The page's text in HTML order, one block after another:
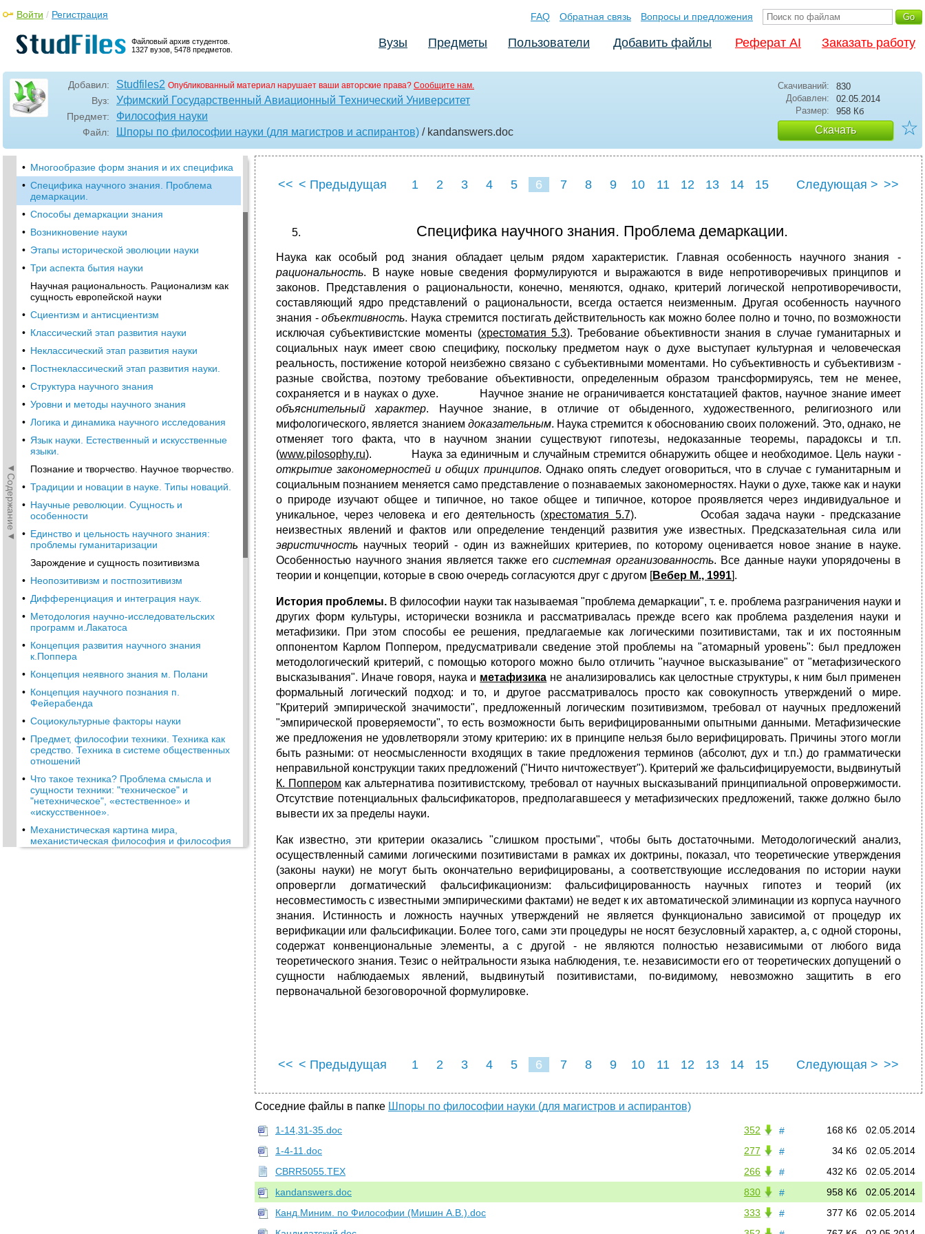
Файловый архив студентов.
1327 вузов, 5478 предметов.
Войти / Регистрация FAQ Обратная связь Вопросы и предложения
Вузы Предметы Пользователи Добавить файлы Реферат AI Заказать работу
Добавил: Studfiles2 Опубликованный материал нарушает ваши авторские права? Сообщите нам.
Вуз: Уфимский Государственный Авиационный Технический Университет
Предмет: Философия науки
Файл: Шпоры по философии науки (для магистров и аспирантов) / kandanswers.doc
Скачиваний:
830
Добавлен:
02.05.2014
Размер:
958 Кб
Скачать ☆
◄Содержание◄
• Вопросы и ответы к кандидатскому экзамену
Направление техника и технические науки
•
Предмет философии науки
• Основные концепции современной
философии науки
Современная теория познания: сущность и
проблемы
• Многообразие форм знания и их специфика
• Специфика научного знания. Проблема
демаркации.
• Способы демаркации знания
• Возникновение науки
• Этапы исторической эволюции науки
• Три аспекта бытия науки
Научная рациональность. Рационализм как
сущность европейской науки
• Сциентизм и антисциентизм
• Классический этап развития науки
• Неклассический этап развития науки
• Постнеклассический этап развития науки.
• Структура научного знания
• Уровни и методы научного знания
• Логика и динамика научного исследования
• Язык науки. Естественный и искусственные
языки.
Познание и творчество. Научное творчество.
• Традиции и новации в науке. Типы новаций.
• Научные революции. Сущность и
особенности
• Единство и цельность научного знания:
проблемы гуманитаризации
Зарождение и сущность позитивизма
• Неопозитивизм и постпозитивизм
• Дифференциация и интеграция наук.
• Методология научно-исследовательских
программ и.Лакатоса
• Концепция развития научного знания
к.Поппера
• Концепция неявного знания м. Полани
• Концепция научного познания п.
Фейерабенда
• Социокультурные факторы науки
• Предмет, философии техники. Техника как
средство. Техника в системе общественных
отношений
• Что такое техника? Проблема смысла и
сущности техники: "техническое" и
"нетехническое", «естественное» и
«искусственное».
• Механистическая картина мира,
механистическая философия и философия
производства. Э.Капп – концепция техники
<< < Предыдущая 1 2 3 4 5 6 7 8 9 10 11 12 13 14
15
Следующая > >>
Специфика научного знания. Проблема демаркации.
Наука как особый род знания обладает целым рядом характеристик. Главная особенность научного знания -
рациональность. В науке новые сведения формулируются и выражаются в виде непротиворечивых принципов и
законов. Представления о рациональности, конечно, меняются, однако, критерий логической непротиворечивости,
составляющий ядро представлений о рациональности, всегда остается неизменным. Другая особенность научного
знания -объективность. Наука стремится постигать действительность как можно более полно и точно, по возможности
исключая субъективистские моменты (хрестоматия 5.3). Требование объективности знания в случае гуманитарных и
социальных наук имеет свою специфику, поскольку предметом наук о духе выступает культурная и человеческая
реальность, постижение которой неизбежно связано с субъективными моментами. Но субъективность и субъективизм -
разные свойства, поэтому требование объективности, определенным образом трансформируясь, тем не менее,
сохраняется и в науках о духе. Научное знание не ограничивается констатацией фактов, научное знание имеет
объяснительный характер. Научное знание, в отличие от обыденного, художественного, религиозного или
мифологического, является знанием доказательным. Наука стремится к обоснованию своих положений. Это, однако, не
отменяет того факта, что в научном знании существуют гипотезы, недоказанные теоремы, парадоксы и т.п.
(www.pilosophy.ru). Наука за единичным и случайным стремится обнаружить общее и необходимое. Цель науки -
открытие закономерностей и общих принципов. Однако опять следует оговориться, что в случае с гуманитарным и
социальным познанием меняется само представление о познаваемых закономерностях. Науки о духе, также как и науки
о природе изучают общее и типичное, но такое общее и типичное, которое проявляется через индивидуальное и
уникальное, через человека и его деятельность (хрестоматия 5.7). Особая задача науки - предсказание
неизвестных явлений и фактов или определение тенденций развития уже известных. Предсказательная сила или
эвристичность научных теорий - один из важнейших критериев, по которому оценивается новое знание в науке.
Особенностью научного знания является также его системная организованность. Все данные науки упорядочены в
теории и концепции, которые в свою очередь согласуются друг с другом [Вебер М., 1991].
История проблемы. В философии науки так называемая "проблема демаркации", т. е. проблема разграничения науки и
других форм культуры, исторически возникла и рассматривалась прежде всего как проблема разделения науки и
метафизики. При этом способы ее решения, предлагаемые как логическими позитивистами, так и их постоянным
оппонентом Карлом Поппером, предусматривали сведение этой проблемы на "атомарный уровень": был предложен
методологический критерий, с помощью которого можно было отличить "научное высказывание" от "метафизического
высказывания". Иначе говоря, наука и метафизика не анализировались как целостные структуры, к ним был применен
формальный логический подход: и то, и другое рассматривалось просто как совокупность утверждений о мире.
"Критерий эмпирической значимости", предложенный логическим позитивизмом, требовал от научных предложений
"эмпирической проверяемости", то есть возможности быть верифицированными опытными данными. Метафизические
же предложения не удовлетворяли этому критерию: их в принципе нельзя было верифицировать. Причины этого могли
быть разными: от неосмысленности входящих в такие предложения терминов (абсолют, дух и т.п.) до грамматически
неправильной конструкции таких предложений ("Ничто ничтожествует"). Критерий же фальсифицируемости, выдвинутый
К. Поппером как альтернатива позитивистскому, требовал от научных высказываний принципиальной опровержимости.
Отсутствие потенциальных фальсификаторов, предполагавшееся у метафизических предложений, также должно было
вывести их за пределы науки.
Как известно, эти критерии оказались "слишком простыми", чтобы быть достаточными. Методологический анализ,
осуществленный самими логическими позитивистами в рамках их доктрины, показал, что теоретические утверждения
(законы науки) не могут быть окончательно верифицированы, а соответствующие исследования по истории науки
опровергли догматический фальсификационизм: фальсифицированность научных гипотез и теорий (их
несовместимость с известными эмпирическими фактами) не ведет к их автоматической элиминации из корпуса научного
знания. Истинность и ложность научных утверждений не является функционально зависимой от процедур их
верификации или фальсификации. Более того, сами эти процедуры не носят безусловный характер, а, с одной стороны,
содержат конвенциональные элементы, а с другой - не являются полностью независимыми от любого вида
теоретического знания. Тезис о нейтральности языка наблюдения, т.е. независимости его от теоретических допущений о
сущности наблюдаемых явлений, выдвинутый позитивистами, по-видимому, невозможно защитить в его
первоначальной безоговорочной формулировке.
<< < Предыдущая 1 2 3 4 5 6 7 8 9 10 11 12 13 14
15
Следующая > >>
Соседние файлы в папке Шпоры по философии науки (для магистров и аспирантов)
# 02.05.2014
168 Кб
352
1-14,31-35.doc
#
02.05.2014
34 Кб
277
1-4-11.doc
#
02.05.2014
432 Кб
266
CBRR5055.TEX
#
02.05.2014
958 Кб
830
kandanswers.doc
#
02.05.2014
377 Кб
333
Канд.Миним. по Философии (Мишин А.В.).doc